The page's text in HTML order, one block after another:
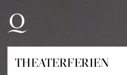
Zur Hauptnavigation springen
Zum Hauptinhalt springen
Zum Footer springen
THEATERFERIEN